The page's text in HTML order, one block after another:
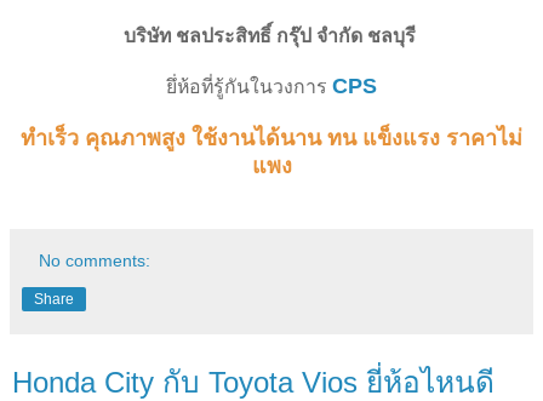
บริษัท ชลประสิทธิ์ กรุ๊ป จำกัด ชลบุรี
ยึ่ห้อที่รู้กันในวงการ CPS
ทำเร็ว คุณภาพสูง ใช้งานได้นาน ทน แข็งแรง ราคาไม่
แพง
No comments:
Share
Honda City กับ Toyota Vios ยี่ห้อไหนดี